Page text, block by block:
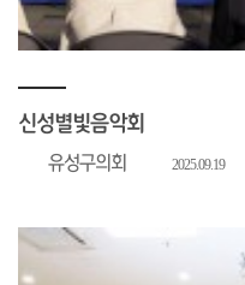
신성별빛음악회
유성구의회 2025.09.19